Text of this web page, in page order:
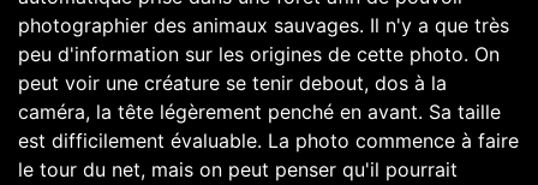
photographier des animaux sauvages. Il n'y a que très
peu d'information sur les origines de cette photo. On
peut voir une créature se tenir debout, dos à la
caméra, la tête légèrement penché en avant. Sa taille
est difficilement évaluable. La photo commence à faire
le tour du net, mais on peut penser qu'il pourrait